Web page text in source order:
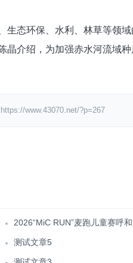
生态环保、水利、林草等领
晶介绍，为加强赤水河流域
www.43070.net/?p=267
2026“MiC RUN”麦跑儿童赛呼
测试文章5